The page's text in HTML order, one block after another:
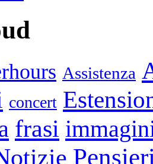
Assistenza
concert
frasi